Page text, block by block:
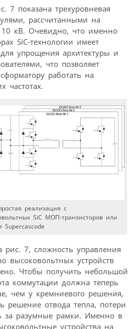
7 показана трехуровневая
рассчитанными на
10 кВ. Очевидно, что именно
SiC-технологии имеет
упрощения архитектуры и
что позволяет
работать на
частотах.
реализация с
SiC МОП-транзисторов или
Supercascode
7, сложность управления
высоковольтных устройств
Чтобы получить небольшой
коммутации должна теперь
чем у кремниевого решения,
решение отвода тепла, потери
за разумные рамки. Именно в
устройства на